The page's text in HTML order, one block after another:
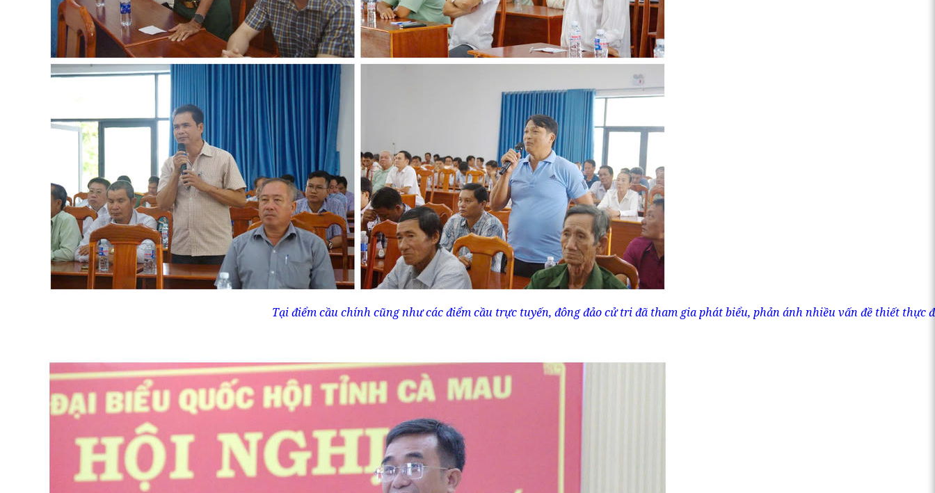
Tại điểm cầu chính cũng như các điểm cầu trực tuyến, đông đảo cử tri đã tham gia phát biểu, phản ánh nhiều vấn đề thiết thực